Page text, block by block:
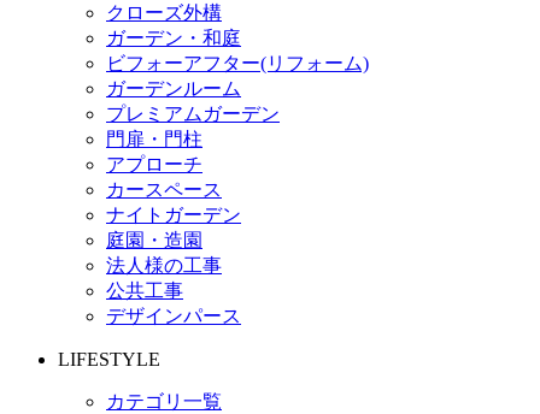
クローズ外構
ガーデン・和庭
ビフォーアフター(リフォーム)
ガーデンルーム
プレミアムガーデン
門扉・門柱
アプローチ
カースペース
ナイトガーデン
庭園・造園
法人様の工事
公共工事
デザインパース
LIFESTYLE
カテゴリ一覧